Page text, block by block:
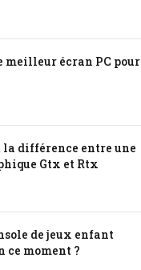
meilleur écran PC pour
la différence entre une
Gtx et Rtx
de jeux enfant
ce moment ?